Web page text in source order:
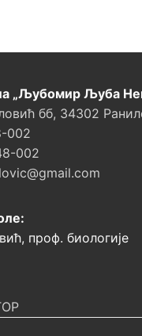
„Љубомир Љуба
бб, 34302
002
002
проф. биологије